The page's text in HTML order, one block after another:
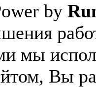
by
мы
Вы